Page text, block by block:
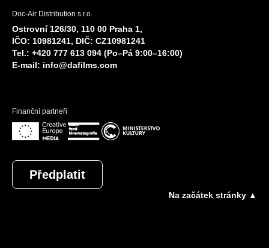
Doc-Air Distribution s.r.o.
Ostrovní 126/30, 110 00 Praha 1,
IČO: 10981241, DIČ: CZ10981241
Tel.: +420 777 613 094 (Po–Pá 9:00–16:00)
E-mail: info@dafilms.com
Finanční partneři
Předplatit
Na začátek stránky ▲